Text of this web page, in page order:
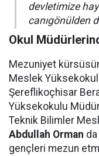
devletimize
canıgönülden
Okul
Mezuniyet
Meslek
Şereflikoçhisar
Yüksekokulu
Teknik Bilimler
Abdullah Orman da
gençleri mezun